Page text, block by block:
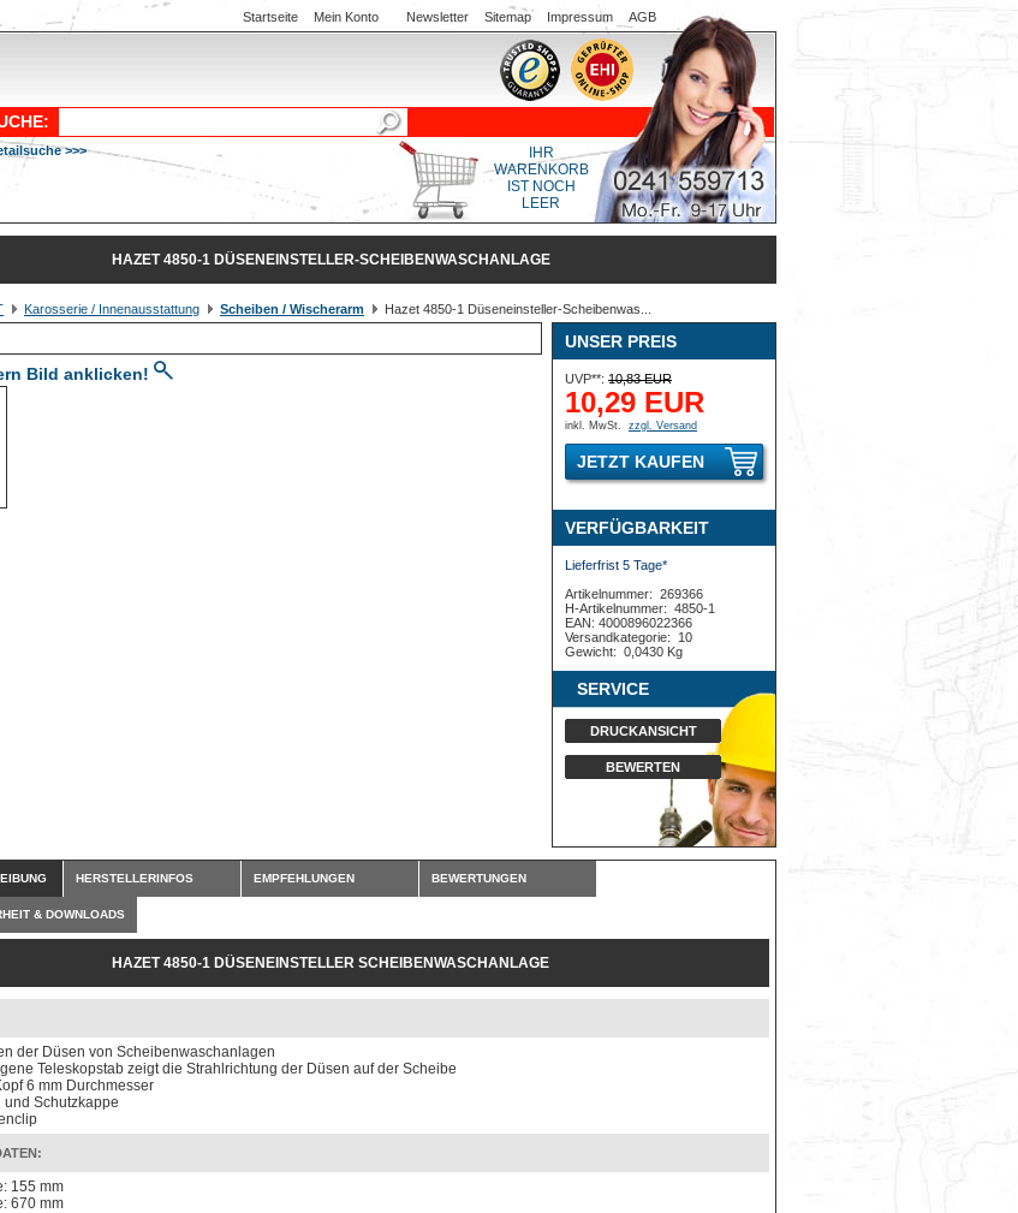
Startseite Mein Konto Newsletter Sitemap Impressum AGB
>>>
IHR
WARENKORB
IST NOCH
LEER
HAZET 4850-1 DÜSENEINSTELLER-SCHEIBENWASCHANLAGE
Karosserie / Innenausstattung Scheiben / Wischerarm Hazet 4850-1 Düseneinsteller-Scheibenwas...
Bild anklicken!
UNSER PREIS
UVP**: 10,83 EUR
10,29 EUR
inkl. MwSt. zzgl. Versand
JETZT KAUFEN
VERFÜGBARKEIT
Lieferfrist 5 Tage*
Artikelnummer: 269366
H-Artikelnummer: 4850-1
EAN: 4000896022366
Versandkategorie:
10
Gewicht: 0,0430 Kg
SERVICE
DRUCKANSICHT
BEWERTEN
HERSTELLERINFOS EMPFEHLUNGEN BEWERTUNGEN
& DOWNLOADS
HAZET 4850-1 DÜSENEINSTELLER SCHEIBENWASCHANLAGE
der Düsen von Scheibenwaschanlagen
Teleskopstab zeigt die Strahlrichtung der Düsen auf der Scheibe
6 mm Durchmesser
und Schutzkappe
155 mm
670 mm